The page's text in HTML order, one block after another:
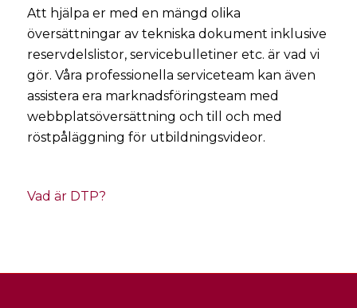
Att hjälpa er med en mängd olika
översättningar av tekniska dokument inklusive
reservdelslistor, servicebulletiner etc. är vad vi
gör. Våra professionella serviceteam kan även
assistera era marknadsföringsteam med
webbplatsöversättning och till och med
röstpåläggning för utbildningsvideor.
Vad är DTP?